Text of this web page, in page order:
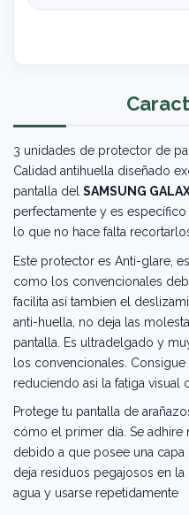
3 unidades de protector de
Calidad antihuella diseñado
pantalla del SAMSUNG
perfectamente y es
lo que no hace falta
Este protector es Anti-glare,
como los convencionales
facilita así tambien el
anti-huella, no deja las
pantalla. Es ultradelgado y
los convencionales.
reduciendo asi la fatiga visual
Protege tu pantalla de
cómo el primer día. Se adhire
debido a que posee una
deja residuos pegajosos en
agua y usarse repetidamente